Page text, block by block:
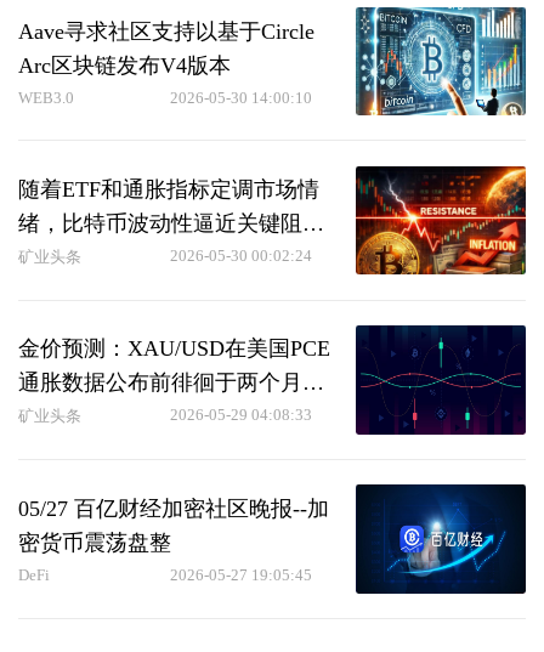
Aave寻求社区支持以基于Circle
Arc区块链发布V4版本
WEB3.0 2026-05-30 14:00:10
随着ETF和通胀指标定调市场情
绪，比特币波动性逼近关键阻力
位。
矿业头条 2026-05-30 00:02:24
金价预测：XAU/USD在美国PCE
通胀数据公布前徘徊于两个月低
点附近
矿业头条 2026-05-29 04:08:33
05/27 百亿财经加密社区晚报--加
密货币震荡盘整
DeFi 2026-05-27 19:05:45